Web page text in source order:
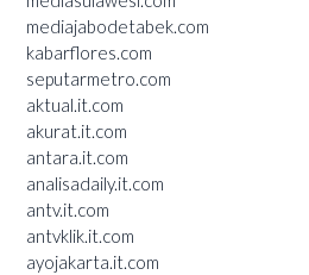
mediajabodetabek.com
kabarflores.com
seputarmetro.com
aktual.it.com
akurat.it.com
antara.it.com
analisadaily.it.com
antv.it.com
antvklik.it.com
ayojakarta.it.com